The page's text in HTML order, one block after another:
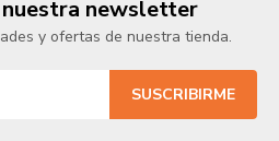
newsletter
y ofertas de nuestra tienda.
SUSCRIBIRME